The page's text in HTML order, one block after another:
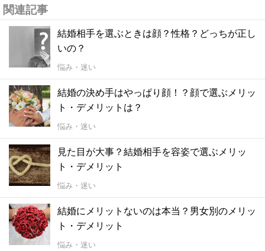
関連記事
結婚相手を選ぶときは顔？性格？どっちが正し
いの？
悩み・迷い
結婚の決め手はやっぱり顔！？顔で選ぶメリッ
ト・デメリットは？
悩み・迷い
見た目が大事？結婚相手を容姿で選ぶメリッ
ト・デメリット
悩み・迷い
結婚にメリットないのは本当？男女別のメリッ
ト・デメリット
悩み・迷い